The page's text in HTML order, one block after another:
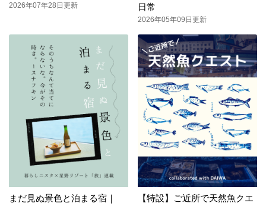
2026年07年28日更新
日常
2026年05年09日更新
まだ見ぬ景色と泊まる宿｜
【特設】ご近所で天然魚クエ